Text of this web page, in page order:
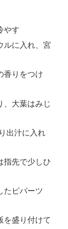
やす
ルに入れ、宮
香りをつけ
、大葉はみじ
出汁に入れ
指先で少しひ
たピパーツ
を盛り付けて